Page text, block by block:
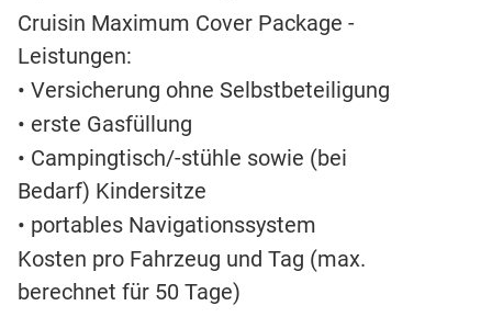
Cruisin Maximum Cover Package -
Leistungen:
• Versicherung ohne Selbstbeteiligung
• erste Gasfüllung
• Campingtisch/-stühle sowie (bei
Bedarf) Kindersitze
• portables Navigationssystem
Kosten pro Fahrzeug und Tag (max.
berechnet für 50 Tage)